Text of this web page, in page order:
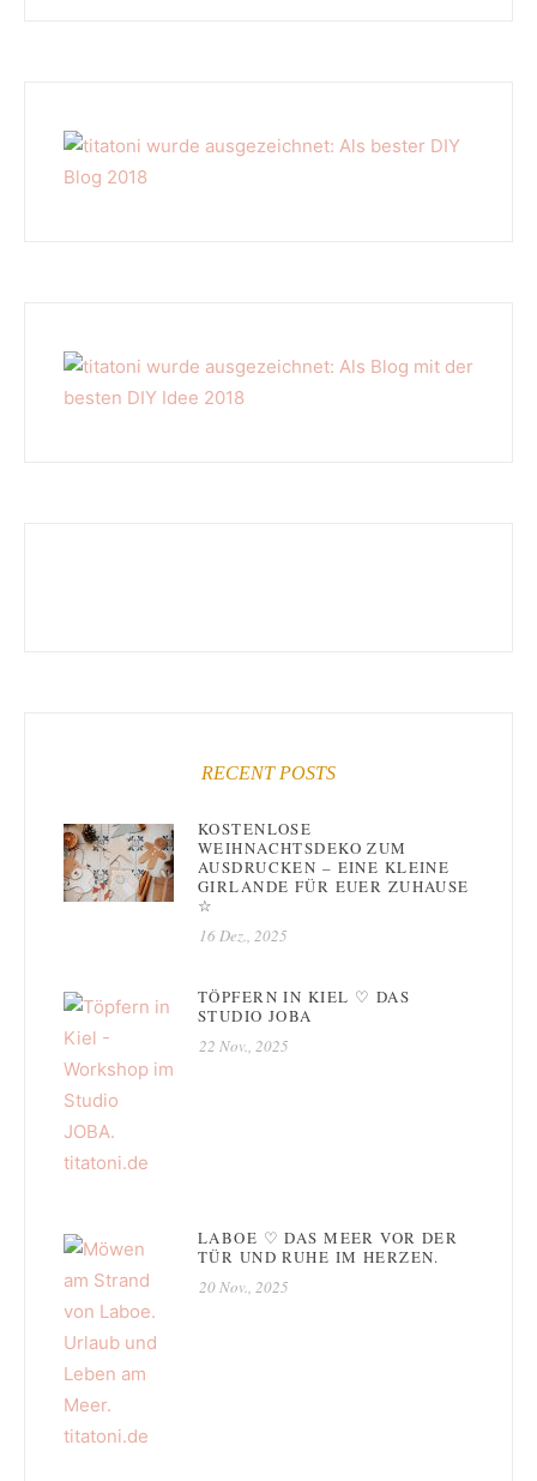
RECENT POSTS
KOSTENLOSE
WEIHNACHTSDEKO ZUM
AUSDRUCKEN – EINE KLEINE
GIRLANDE FÜR EUER ZUHAUSE
☆
16 Dez., 2025
TÖPFERN IN KIEL ♡ DAS
STUDIO JOBA
22 Nov., 2025
LABOE ♡ DAS MEER VOR DER
TÜR UND RUHE IM HERZEN.
20 Nov., 2025